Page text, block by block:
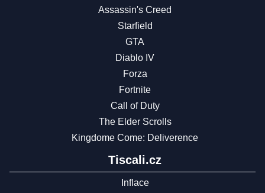
Assassin's Creed
Starfield
GTA
Diablo IV
Forza
Fortnite
Call of Duty
The Elder Scrolls
Kingdome Come: Deliverence
Tiscali.cz
Inflace